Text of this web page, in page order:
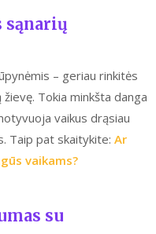
sąnarių
– geriau rinkitės
Tokia minkšta danga
vaikus drąsiau
Taip pat skaitykite: Ar
vaikams?
su